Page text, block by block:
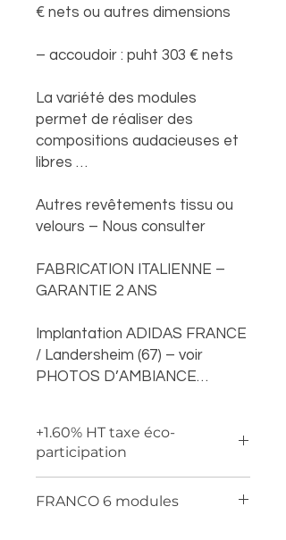
€ nets ou autres dimensions
– accoudoir : puht 303 € nets
La variété des modules
permet de réaliser des
compositions audacieuses et
libres …
Autres revêtements tissu ou
velours – Nous consulter
FABRICATION ITALIENNE –
GARANTIE 2 ANS
Implantation ADIDAS FRANCE
/ Landersheim (67) – voir
PHOTOS D’AMBIANCE…
+1.60% HT taxe éco-
participation
FRANCO 6 modules